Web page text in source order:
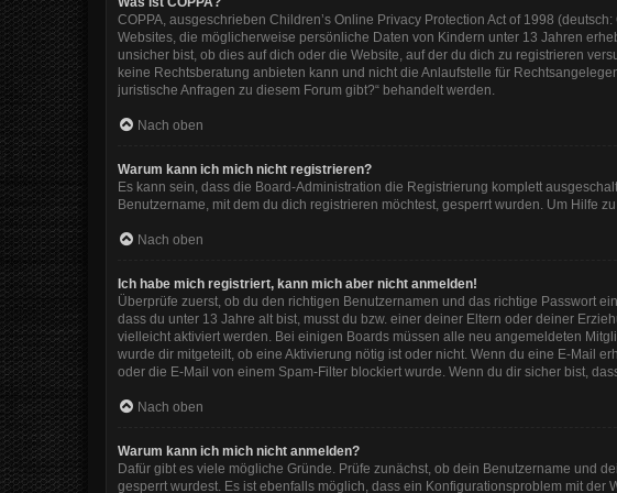
COPPA, ausgeschrieben Children’s Online Privacy Protection Act of 1998
Websites, die möglicherweise persönliche Daten von Kindern unter 13 Jahren
unsicher bist, ob dies auf dich oder die Website, auf der du dich zu registrieren
keine Rechtsberatung anbieten kann und nicht die Anlaufstelle für
juristische Anfragen zu diesem Forum gibt?“ behandelt werden.
Nach oben
Warum kann ich mich nicht registrieren?
Es kann sein, dass die Board-Administration die Registrierung komplett
Benutzername, mit dem du dich registrieren möchtest, gesperrt wurden. Um Hilfe
Nach oben
Ich habe mich registriert, kann mich aber nicht anmelden!
Überprüfe zuerst, ob du den richtigen Benutzernamen und das richtige Passwort
dass du unter 13 Jahre alt bist, musst du bzw. einer deiner Eltern oder deiner
vielleicht aktiviert werden. Bei einigen Boards müssen alle neu angemeldeten
wurde dir mitgeteilt, ob eine Aktivierung nötig ist oder nicht. Wenn du eine E-Mail
oder die E-Mail von einem Spam-Filter blockiert wurde. Wenn du dir sicher bist,
Nach oben
Warum kann ich mich nicht anmelden?
Dafür gibt es viele mögliche Gründe. Prüfe zunächst, ob dein Benutzername und
gesperrt wurdest. Es ist ebenfalls möglich, dass ein Konfigurationsproblem mit der